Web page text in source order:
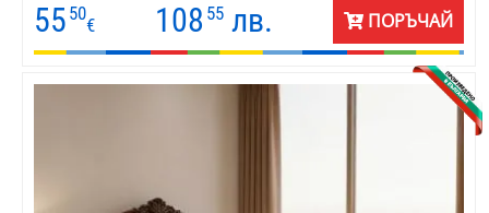
55 50
€ 108 55 лв. ПОРЪЧАЙ